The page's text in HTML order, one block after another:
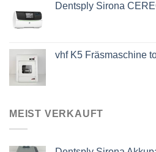
Dentsply Sirona
vhf K5 Fräsmaschine
MEIST VERKAUFT